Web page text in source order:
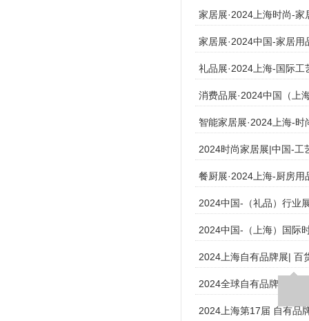
家居展·2024上海时尚-家
家居展·2024中国-家居用
礼品展·2024上海-国际工
消费品展·2024中国（上
智能家居展·2024上海-
2024时尚家居展|中国-工
餐厨展·2024上海-厨房用
2024中国-（礼品）行业
2024中国-（上海）国际
2024上海自有品牌展| 百
2024全球自有品牌 产品
2024上海第17届 自有品